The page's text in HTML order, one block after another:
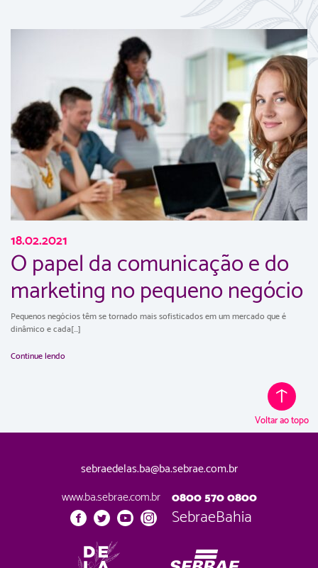
18.02.2021
O papel da comunicação e do
marketing no pequeno negócio
Pequenos negócios têm se tornado mais sofisticados em um mercado que é
dinâmico e cada[...]
Continue lendo
Voltar ao topo
sebraedelas.ba@ba.sebrae.com.br
www.ba.sebrae.com.br
0800 570 0800
SebraeBahia